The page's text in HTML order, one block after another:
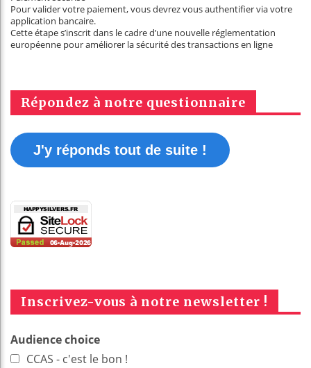
Pour valider votre paiement, vous devrez vous authentifier via votre
application bancaire.
Cette étape s’inscrit dans le cadre d’une nouvelle réglementation
européenne pour améliorer la sécurité des transactions en ligne
Répondez à notre questionnaire
J'y réponds tout de suite !
Inscrivez-vous à notre newsletter !
Audience choice
CCAS - c'est le bon !